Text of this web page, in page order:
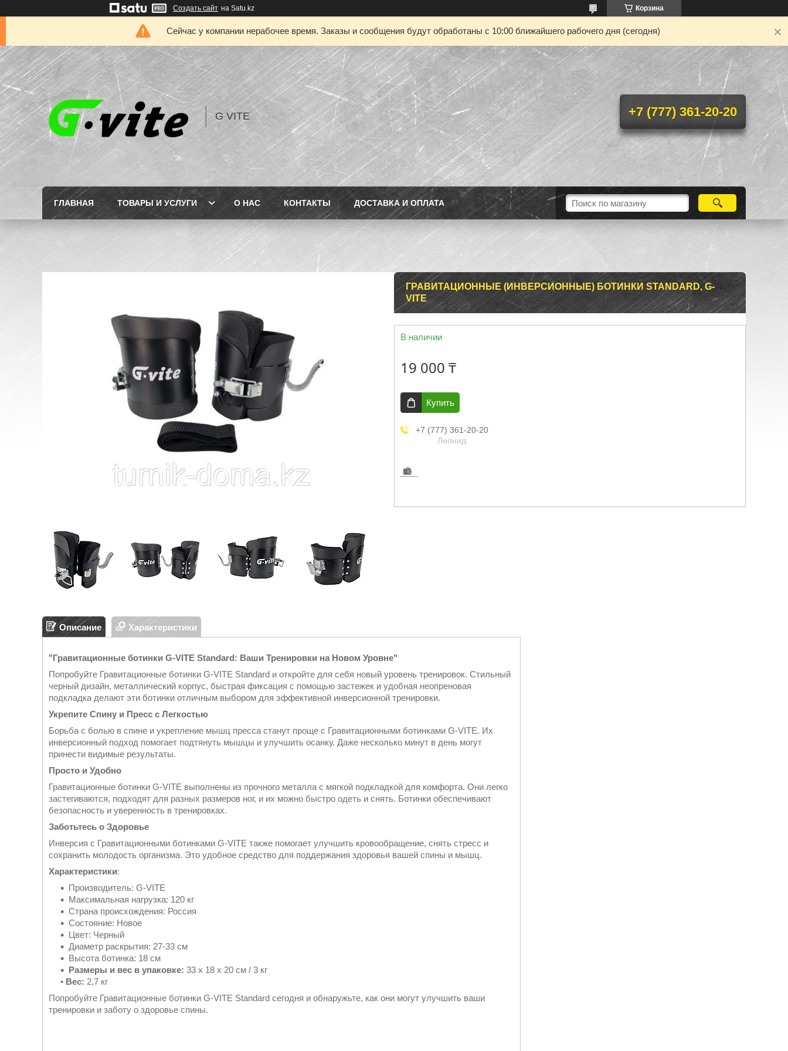
Создать сайт на Satu.kz Корзина
Сейчас у компании нерабочее время. Заказы и сообщения будут обработаны с 10:00 ближайшего рабочего дня (сегодня)
G VITE +7 (777) 361-20-20
ГЛАВНАЯ ТОВАРЫ И УСЛУГИ О НАС КОНТАКТЫ ДОСТАВКА И ОПЛАТА
ГРАВИТАЦИОННЫЕ (ИНВЕРСИОННЫЕ) БОТИНКИ STANDARD, G-
VITE
В наличии
19 000 ₸
Купить
+7 (777) 361-20-20
Леонид
Описание Характеристики
"Гравитационные ботинки G-VITE Standard: Ваши Тренировки на Новом Уровне"
Попробуйте Гравитационные ботинки G-VITE Standard и откройте для себя новый уровень тренировок. Стильный
черный дизайн, металлический корпус, быстрая фиксация с помощью застежек и удобная неопреновая
подкладка делают эти ботинки отличным выбором для эффективной инверсионной тренировки.
Укрепите Спину и Пресс с Легкостью
Борьба с болью в спине и укрепление мышц пресса станут проще с Гравитационными ботинками G-VITE. Их
инверсионный подход помогает подтянуть мышцы и улучшить осанку. Даже несколько минут в день могут
принести видимые результаты.
Просто и Удобно
Гравитационные ботинки G-VITE выполнены из прочного металла с мягкой подкладкой для комфорта. Они легко
застегиваются, подходят для разных размеров ног, и их можно быстро одеть и снять. Ботинки обеспечивают
безопасность и уверенность в тренировках.
Заботьтесь о Здоровье
Инверсия с Гравитационными ботинками G-VITE также помогает улучшить кровообращение, снять стресс и
сохранить молодость организма. Это удобное средство для поддержания здоровья вашей спины и мышц.
Характеристики:
Производитель: G-VITE
Максимальная нагрузка: 120 кг
Страна происхождения: Россия
Состояние: Новое
Цвет: Черный
Диаметр раскрытия: 27-33 см
Высота ботинка: 18 см
Размеры и вес в упаковке: 33 х 18 х 20 см / 3 кг
• Вес: 2,7 кг
Попробуйте Гравитационные ботинки G-VITE Standard сегодня и обнаружьте, как они могут улучшить ваши
тренировки и заботу о здоровье спины.